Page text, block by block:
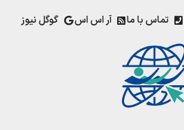
تماس با ما آر اس اس گوگل نیوز